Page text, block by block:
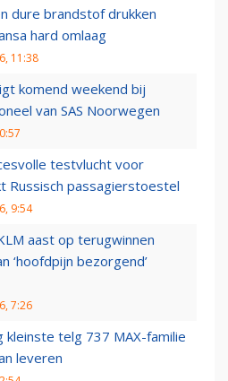
dure brandstof drukken
hard omlaag
11:38
komend weekend bij
van SAS Noorwegen
testvlucht voor
Russisch passagierstoestel
9:54
aast op terugwinnen
‘hoofdpijn bezorgend’
7:26
kleinste telg 737 MAX-familie
leveren